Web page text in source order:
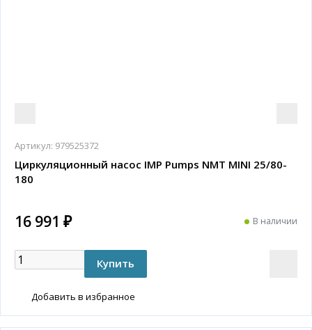
Артикул: 979525372
Циркуляционный насос IMP Pumps NMT MINI 25/80-
180
16 991 ₽ В наличии
Добавить в избранное